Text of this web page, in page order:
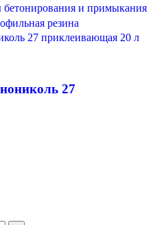
и примыкания
резина
27